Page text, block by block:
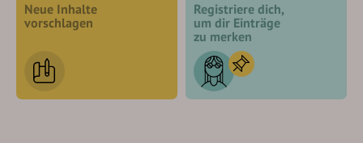
Neue Inhalte
vorschlagen
Registriere dich,
um dir Einträge
zu merken